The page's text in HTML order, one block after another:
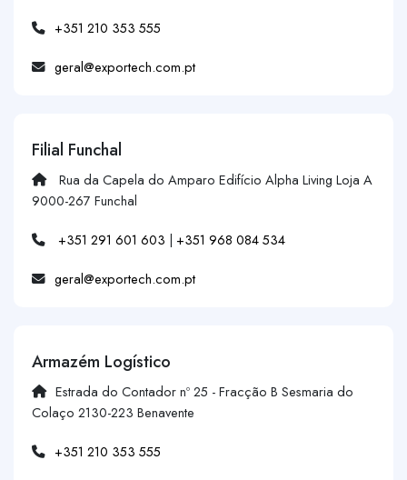
+351 210 353 555
geral@exportech.com.pt
Filial Funchal
Rua da Capela do Amparo Edifício Alpha Living Loja A
9000-267 Funchal
+351 291 601 603 | +351 968 084 534
geral@exportech.com.pt
Armazém Logístico
Estrada do Contador nº 25 - Fracção B Sesmaria do
Colaço 2130-223 Benavente
+351 210 353 555